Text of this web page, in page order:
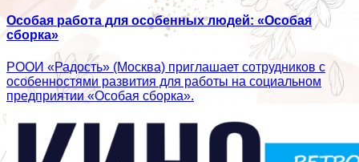
Особая работа для особенных людей: «Особая
сборка»
РООИ «Радость» (Москва) приглашает сотрудников с
особенностями развития для работы на социальном
предприятии «Особая сборка».